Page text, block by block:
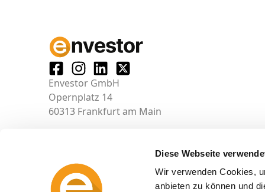
Diese Webseite
Wir verwenden Cookies,
anbieten zu können und
Envestor GmbH
Opernplatz 14
60313 Frankfurt am Main